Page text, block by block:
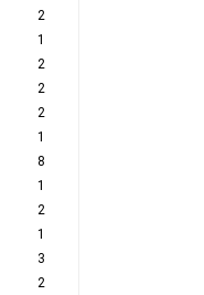
2
1
2
2
2
1
8
1
2
1
3
2